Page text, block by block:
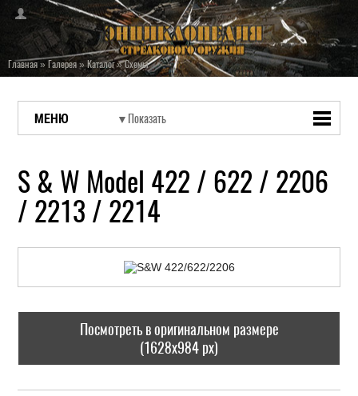
Главная»Галерея»Каталог»Схемы
МЕНЮ
S & W Model 422 / 622 / 2206
/ 2213 / 2214
Посмотреть в оригинальном размере
(1628x984 px)